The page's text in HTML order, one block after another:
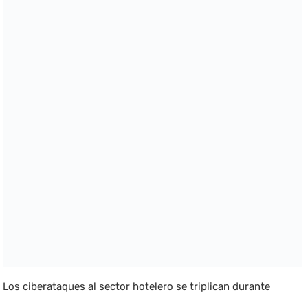
Los ciberataques al sector hotelero se triplican durante